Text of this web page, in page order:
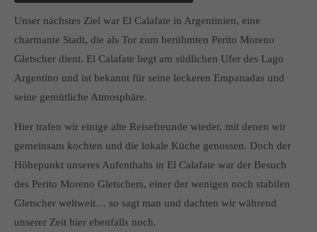
Unser nächstes Ziel war El Calafate in Argentinien, eine
charmante Stadt, die als Tor zum berühmten Perito Moreno
Gletscher dient. El Calafate liegt am südlichen Ufer des Lago
Argentino und ist bekannt für seine leckeren Empanadas und
seine gemütliche Atmosphäre.
Hier trafen wir einige alte Reisefreunde wieder, mit denen wir
gemeinsam kochten und die lokale Küche genossen. Doch der
Höhepunkt unseres Aufenthalts in El Calafate war der Besuch
des Perito Moreno Gletschers, einer der wenigen noch stabilen
Gletscher weltweit… so sagt man und dachten wir während
unserer Zeit hier ebenfalls noch.